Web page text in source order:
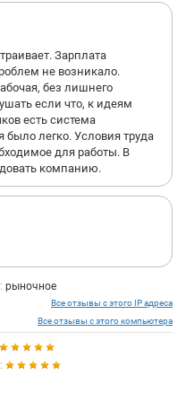
Зарплата
не возникало.
без лишнего
если что, к идеям
есть система
было легко. Условия труда
для работы. В
компанию.
рыночное
Все отзывы с этого IP адреса
Все отзывы с этого компьютера